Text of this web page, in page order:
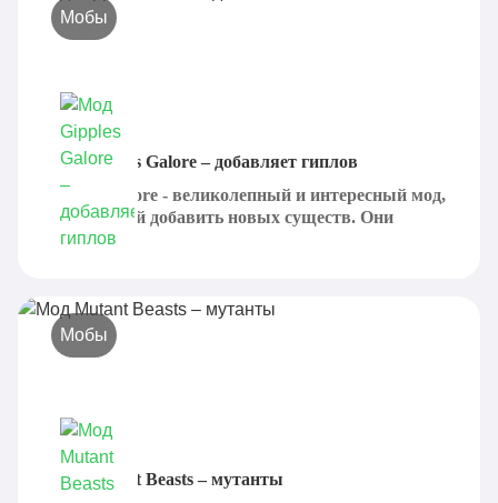
Мобы
Мод Gipples Galore – добавляет гиплов
Gipples Galore - великолепный и интересный мод,
призванный добавить новых существ. Они
были...
Мобы
Мод Mutant Beasts – мутанты